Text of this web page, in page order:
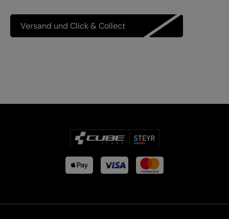
Versand und Click & Collect